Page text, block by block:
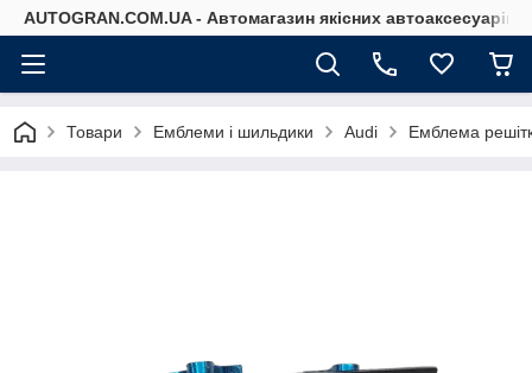
AUTOGRAN.COM.UA - Автомагазин якісних автоаксесуарів
Товари Емблеми і шильдики Audi Емблема